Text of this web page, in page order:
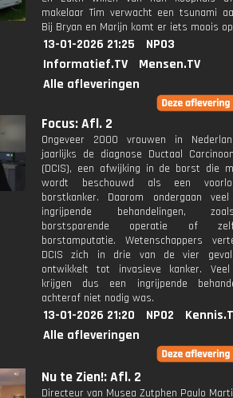
makelaar Tim verwacht een tsunami
Bij Bryan en Marijn komt er iets moois
13-01-2026 21:25
NPO3
Informatief.TV
Mensen.TV
Alle afleveringen
Focus: Afl. 2
Ongeveer 2000 vrouwen in
jaarlijks de diagnose Ductaal
(DCIS), een afwijking in de borst die
wordt beschouwd als een
borstkanker. Daarom ondergaan
ingrijpende behandelingen,
borstsparende operatie of
borstamputatie. Wetenschappers
DCIS zich in drie van de vier
ontwikkelt tot invasieve kanker. Veel
krijgen dus een ingrijpende
achteraf niet nodig was.
13-01-2026 21:20 NPO2
Alle afleveringen
Nu te Zien!: Afl. 2
Directeur van Musea Zutphen Paulo